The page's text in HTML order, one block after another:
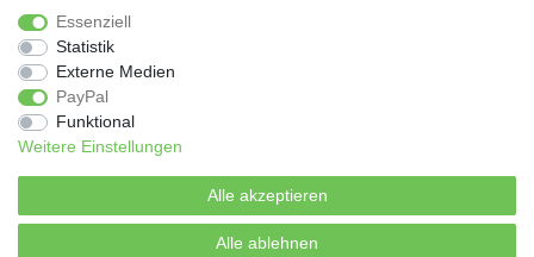
Impressum
Widerrufs­recht
Zahlung und Versand
Essenziell
Statistik
Externe Medien
PayPal
Funktional
Weitere Einstellungen
Alle akzeptieren
Alle ablehnen